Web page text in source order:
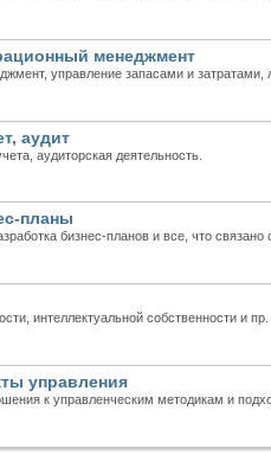
менеджмент
управление запасами и затратами,
аудит
аудиторская деятельность.
планы
бизнес-планов и все, что связано
интеллектуальной собственности и пр.
управления
к управленческим методикам и